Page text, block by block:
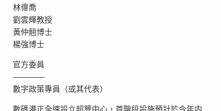
林偉喬
劉雲輝教授
黃仲翹博士
楊強博士
官方委員
————
數字政策專員（或其代表）
數碼港正全速設立超算中心，首階段設施預計於今年内